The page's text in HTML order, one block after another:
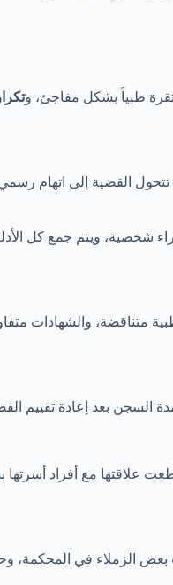
طبياً بشكل مفاجئ، و
القضية إلى اتهام
شخصية، ويتم جمع كل
متناقضة، والشهادات
السجن بعد إعادة تقييم
علاقتها مع أفراد
الزملاء في